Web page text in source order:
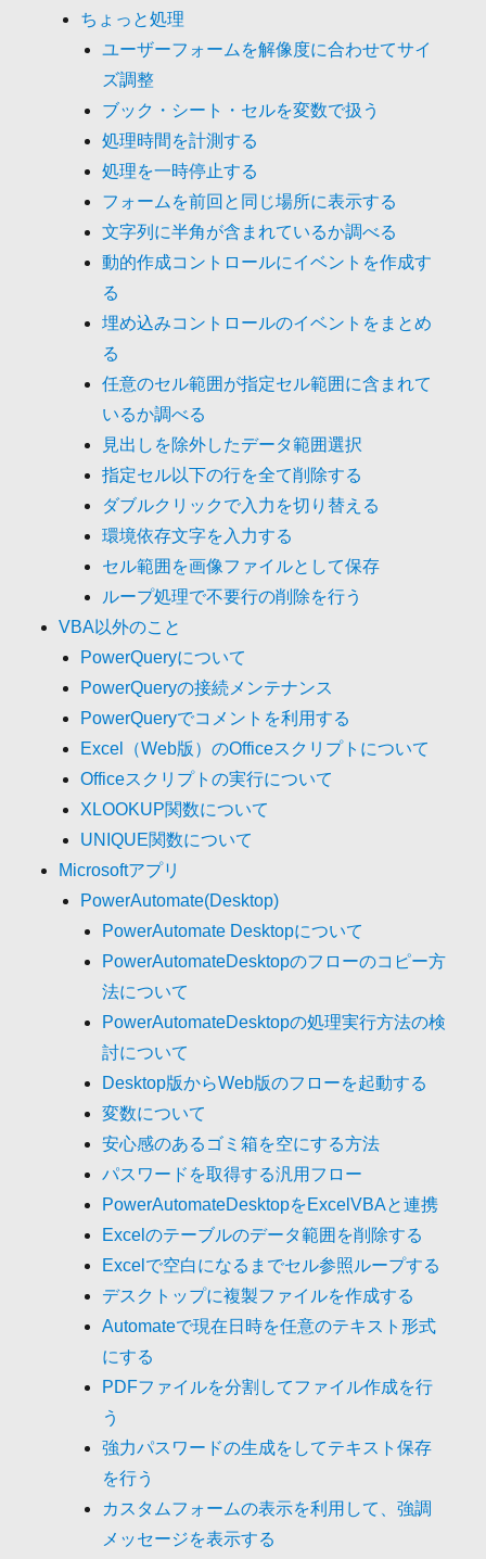
ちょっと処理
ユーザーフォームを解像度に合わせてサイ
ズ調整
ブック・シート・セルを変数で扱う
処理時間を計測する
処理を一時停止する
フォームを前回と同じ場所に表示する
文字列に半角が含まれているか調べる
動的作成コントロールにイベントを作成す
る
埋め込みコントロールのイベントをまとめ
る
任意のセル範囲が指定セル範囲に含まれて
いるか調べる
見出しを除外したデータ範囲選択
指定セル以下の行を全て削除する
ダブルクリックで入力を切り替える
環境依存文字を入力する
セル範囲を画像ファイルとして保存
ループ処理で不要行の削除を行う
VBA以外のこと
PowerQueryについて
PowerQueryの接続メンテナンス
PowerQueryでコメントを利用する
Excel（Web版）のOfficeスクリプトについて
Officeスクリプトの実行について
XLOOKUP関数について
UNIQUE関数について
Microsoftアプリ
PowerAutomate(Desktop)
PowerAutomate Desktopについて
PowerAutomateDesktopのフローのコピー方
法について
PowerAutomateDesktopの処理実行方法の検
討について
Desktop版からWeb版のフローを起動する
変数について
安心感のあるゴミ箱を空にする方法
パスワードを取得する汎用フロー
PowerAutomateDesktopをExcelVBAと連携
Excelのテーブルのデータ範囲を削除する
Excelで空白になるまでセル参照ループする
デスクトップに複製ファイルを作成する
Automateで現在日時を任意のテキスト形式
にする
PDFファイルを分割してファイル作成を行
う
強力パスワードの生成をしてテキスト保存
を行う
カスタムフォームの表示を利用して、強調
メッセージを表示する